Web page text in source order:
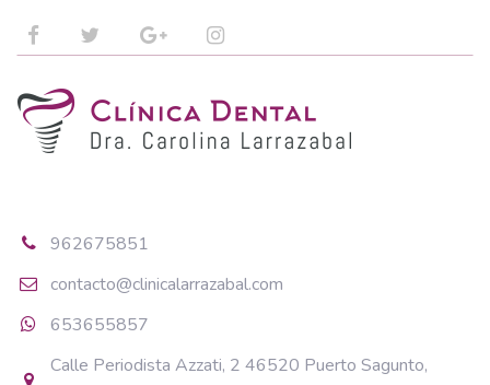
962675851
contacto@clinicalarrazabal.com
653655857
Calle Periodista Azzati, 2 46520 Puerto Sagunto,